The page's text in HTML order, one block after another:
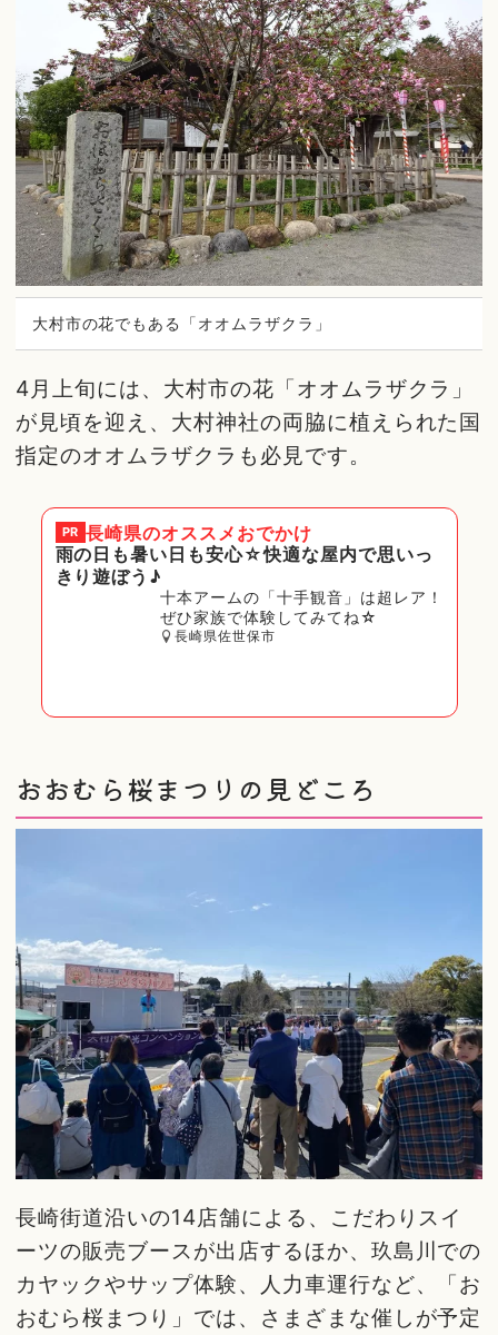
大村市の花でもある「オオムラザクラ」
4月上旬には、大村市の花「オオムラザクラ」
が見頃を迎え、大村神社の両脇に植えられた国
指定のオオムラザクラも必見です。
PR 長崎県のオススメおでかけ
雨の日も暑い日も安心☆快適な屋内で思いっ
きり遊ぼう♪
十本アームの「十手観音」は超レア！
ぜひ家族で体験してみてね☆
長崎県佐世保市
おおむら桜まつりの見どころ
長崎街道沿いの14店舗による、こだわりスイ
ーツの販売ブースが出店するほか、玖島川での
カヤックやサップ体験、人力車運行など、「お
おむら桜まつり」では、さまざまな催しが予定